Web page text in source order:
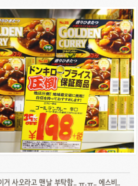
거 사오라고 맨날 부탁함.. ㅠ.ㅠ.. 에스비..